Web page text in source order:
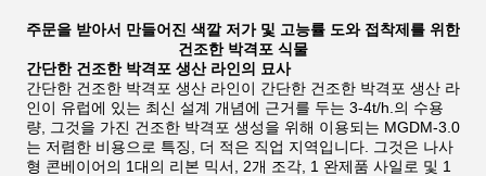
주문을 받아서 만들어진 색깔 저가 및 고능률 도와 접착제를 위한
건조한 박격포 식물
간단한 건조한 박격포 생산 라인의 묘사
간단한 건조한 박격포 생산 라인이 간단한 건조한 박격포 생산 라
인이 유럽에 있는 최신 설계 개념에 근거를 두는 3-4t/h.의 수용
량, 그것을 가진 건조한 박격포 생성을 위해 이용되는 MGDM-3.0
는 저렴한 비용으로 특징, 더 적은 직업 지역입니다. 그것은 나사
형 콘베이어의 1대의 리본 믹서, 2개 조각, 1 완제품 사일로 및 1